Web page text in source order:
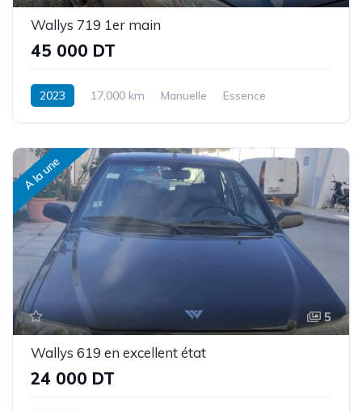
Wallys 719 1er main
45 000 DT
2023 17,000 km Manuelle
Essence
A la une
5
Wallys 619 en excellent état
24 000 DT